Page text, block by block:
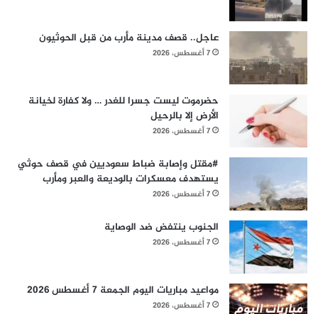
عاجل.. قصف مدينة مأرب من قبل الحوثيون
7 أغسطس، 2026
حضرموت ليست جسرا للغدر … ولا كفارة لخيانة
الأرض إلا بالرحيل
7 أغسطس، 2026
#مقتل وإصابة ضباط سعوديين في قصف حوثي
يستهدف معسكرات بالوديعة والعبر ومأرب
7 أغسطس، 2026
الجنوب ينتفض ضد الوصاية
7 أغسطس، 2026
مواعيد مباريات اليوم الجمعة 7 أغسطس 2026
7 أغسطس، 2026